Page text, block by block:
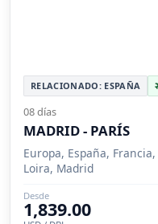
RELACIONADO: ESPAÑA
08 días
MADRID - PARÍS
Europa, España,
Loira, Madrid
Desde
1,839.00